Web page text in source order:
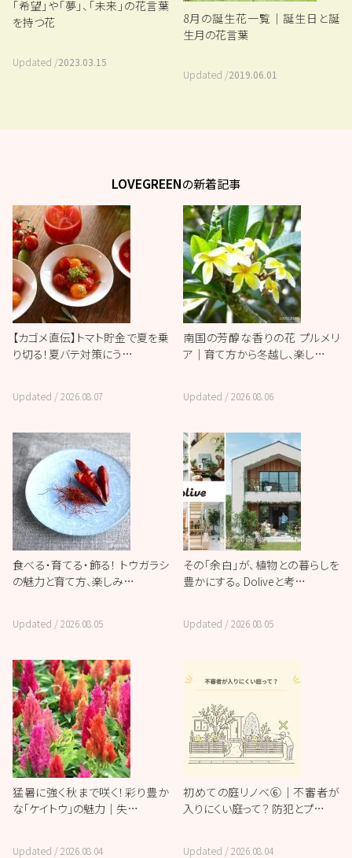
「希望」や「夢」、「未来」の花言葉
を持つ花
Updated /2023.03.15
8月の誕生花一覧｜誕生日と誕
生月の花言葉
Updated /2019.06.01
LOVEGREENの新着記事
【カゴメ直伝】トマト貯金で夏を乗
り切る！夏バテ対策にう…
Updated /2026.08.07
南国の芳醇な香りの花 プルメリ
ア｜育て方から冬越し、楽し…
Updated /2026.08.06
食べる・育てる・飾る！ トウガラシ
の魅力と育て方、楽しみ…
Updated /2026.08.05
その「余白」が、植物との暮らしを
豊かにする。 Doliveと考…
Updated /2026.08.05
猛暑に強く秋まで咲く！彩り豊か
な「ケイトウ」の魅力｜失…
Updated /2026.08.04
初めての庭リノベ⑥｜不審者が
入りにくい庭って？ 防犯とプ…
Updated /2026.08.04